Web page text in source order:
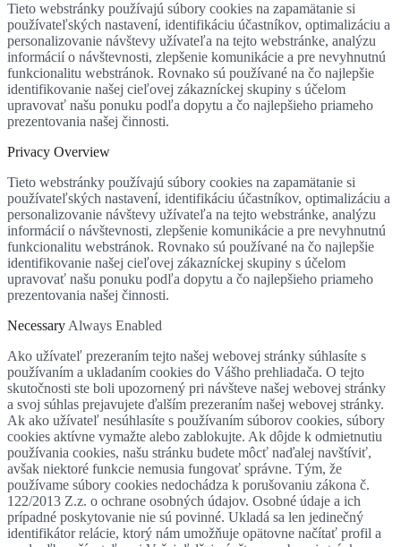
Tieto webstránky používajú súbory cookies na zapamätanie si
používateľských nastavení, identifikáciu účastníkov, optimalizáciu a
personalizovanie návštevy užívateľa na tejto webstránke, analýzu
informácií o návštevnosti, zlepšenie komunikácie a pre nevyhnutnú
funkcionalitu webstránok. Rovnako sú používané na čo najlepšie
identifikovanie našej cieľovej zákazníckej skupiny s účelom
upravovať našu ponuku podľa dopytu a čo najlepšieho priameho
prezentovania našej činnosti.
Privacy Overview
Tieto webstránky používajú súbory cookies na zapamätanie si
používateľských nastavení, identifikáciu účastníkov, optimalizáciu a
personalizovanie návštevy užívateľa na tejto webstránke, analýzu
informácií o návštevnosti, zlepšenie komunikácie a pre nevyhnutnú
funkcionalitu webstránok. Rovnako sú používané na čo najlepšie
identifikovanie našej cieľovej zákazníckej skupiny s účelom
upravovať našu ponuku podľa dopytu a čo najlepšieho priameho
prezentovania našej činnosti.
Necessary Always Enabled
Ako užívateľ prezeraním tejto našej webovej stránky súhlasíte s
používaním a ukladaním cookies do Vášho prehliadača. O tejto
skutočnosti ste boli upozornený pri návšteve našej webovej stránky
a svoj súhlas prejavujete ďalším prezeraním našej webovej stránky.
Ak ako užívateľ nesúhlasíte s používaním súborov cookies, súbory
cookies aktívne vymažte alebo zablokujte. Ak dôjde k odmietnutiu
používania cookies, našu stránku budete môcť naďalej navštíviť,
avšak niektoré funkcie nemusia fungovať správne. Tým, že
používame súbory cookies nedochádza k porušovaniu zákona č.
122/2013 Z.z. o ochrane osobných údajov. Osobné údaje a ich
prípadné poskytovanie nie sú povinné. Ukladá sa len jedinečný
identifikátor relácie, ktorý nám umožňuje opätovne načítať profil a